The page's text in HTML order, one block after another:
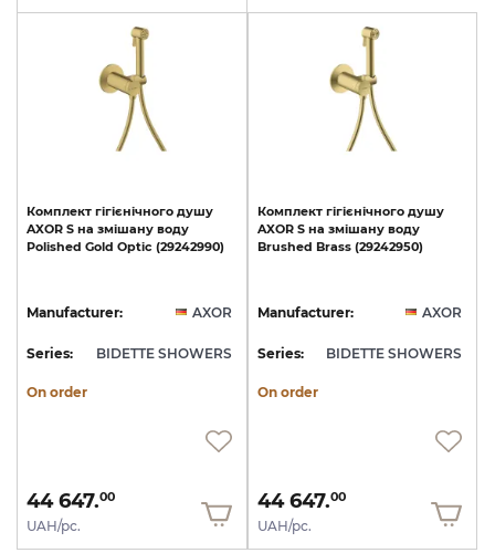
Комплект гігієнічного душу
AXOR S на змішану воду
Polished Gold Optic (29242990)
Manufacturer: AXOR
Series: BIDETTE SHOWERS
On order
44 647.00
UAH/pc.
Комплект гігієнічного душу
AXOR S на змішану воду
Brushed Brass (29242950)
Manufacturer: AXOR
Series: BIDETTE SHOWERS
On order
44 647.00
UAH/pc.